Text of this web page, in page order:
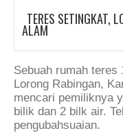
TERES SETINGKAT,
ALAM
Sebuah rumah teres
Lorong Rabingan,
mencari pemiliknya
bilik dan 2 bilk air.
pengubahsuaian.